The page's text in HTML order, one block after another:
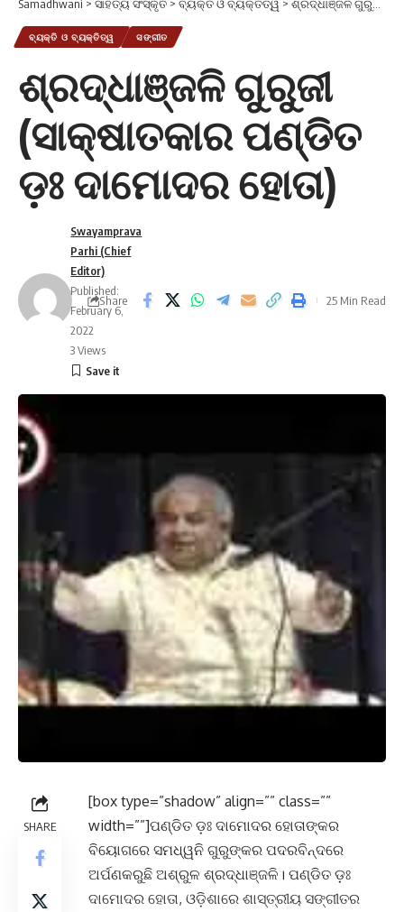
Samadhwani > ସାହିତ୍ୟ ସଂସ୍କୃତି > ବ୍ୟକ୍ତି ଓ ବ୍ୟକ୍ତିତ୍ୱ > ଶ୍ରଦ୍ଧାଞ୍ଜଳି ଗୁରୁଜୀ (ସାକ୍ଷାତକାର ପଣ୍ଡିତ ଡ଼ଃ ଦାମୋଦର ହୋତା)
ବ୍ୟକ୍ତି ଓ ବ୍ୟକ୍ତିତ୍ୱ ସଙ୍ଗୀତ
ଶ୍ରଦ୍ଧାଞ୍ଜଳି ଗୁରୁଜୀ
(ସାକ୍ଷାତକାର ପଣ୍ଡିତ
ଡ଼ଃ ଦାମୋଦର ହୋତା)
Swayamprava
Parhi (Chief
Editor)
Published:
February 6,
2022
3 Views
Share 25 Min Read
SHARE
[box type=”shadow” align=”” class=””
width=””]ପଣ୍ଡିତ ଡ଼ଃ ଦାମୋଦର ହୋତାଙ୍କର
ବିୟୋଗରେ ସମଧ୍ୱନି ଗୁରୁଙ୍କର ପଦରବିନ୍ଦରେ
ଅର୍ପଣକରୁଛି ଅଶ୍ରୁଳ ଶ୍ରଦ୍ଧାଞ୍ଜଳି। ପଣ୍ଡିତ ଡ଼ଃ
ଦାମୋଦର ହୋତା, ଓଡ଼ିଶାରେ ଶାସ୍ତ୍ରୀୟ ସଙ୍ଗୀତର